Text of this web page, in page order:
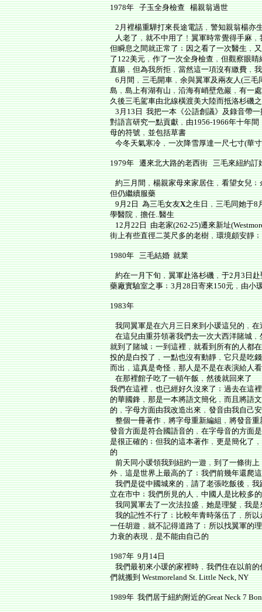
1978年 子玉全身檢查 楊親翁過世
2月裡楊重驊打來長途電話﹐警知親翁楊亦
人老了﹐就不中用了﹗翼軍時常覺得手麻﹐
但瞬息之間就正常了﹔因之看了一次醫生﹐
了122美元﹐作了一次全身檢查﹐但觀察眼
直腸﹐但為我所拒﹐當然這一項沒有繳費﹐
6月間﹐三毛開車﹐余與翼軍及兩友人(三毛
島﹐島上有湖有山﹐沿海有峭壁危巖﹐有一
久後三毛駕車由北線橫渡美大陸而抵洛杉磯
3月13日 我把一本《公語創議》及錄音帶一
對語言研究一點貢獻﹐由1956-1966年十年
母的符號﹐並包括草書
今冬天氣寒冷﹐一次降雪厚達一尺七寸(華
1979年 遷來北大路的老西街 三毛來紐約訂
約三月間﹐楊親家母來家居住﹐看望女兒﹔
但仍繼續服藥
9月2日 為三毛女友X之生日﹐三毛同她于8
學醫院﹐擔任..醫生
12月22日 由老家(262-25)遷來新址
街上有些直徑二英尺多的老樹﹐環境頗安靜﹔
1980年 三毛結婚 就業
約在一月下旬﹐翼軍赴洛杉磯﹐于2月3日赴
藥廠實驗室之事﹔3月28日寄來150元﹐由小
1983年
我同翼軍是在六月三日來到小瑗這兒的﹐在
在這兒由重芬領著我們去一次大西洋賭城﹐
就到了賭城﹔一到這裡﹐就看到所有的人都
投的是白投了﹐一點也沒有動靜﹐它只是吃
而出﹐這真是奇怪﹐那人是不是在表演給人
在那裡館子吃了一頓午飯﹐然後就回來了
我們在這裡﹐也已經好久沒來了﹔過去在這
的華國鋒﹐那是一本將語文簡化﹐而且將語
的﹐字母方面由我改造出來﹐發音由我自己
整個一冊著作﹐將字母重新編組﹐將發音重
發音方面是符合國語音的﹐在字母音的方面
是很正確的﹔但我的這本著作﹐更是簡化了
的
前天同小瑗領我到紐約一遊﹐到了一條街上
外﹐這是世界上最高的了﹔我們前幾年還爬
我們是從中國城來的﹐請了老張吃飯後﹐我
立在市中﹔我們所見的人﹐中國人是比較多的
我同翼軍去了一次法拉盛﹐她是理髮﹐我是
我的記性不行了﹔比較年青時落伍了﹐所以
一任胡遊﹐就不記得道路了﹔所以找翼軍的
力衰的表現﹐是不能由自己的
1987年 9月14日
我們最初來小瑗的家裡時﹐我們住在以前的
們就搬到 Westmoreland St. Little Neck, NY
1989年 我們居于紐約附近的Great Neck 7